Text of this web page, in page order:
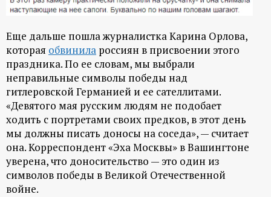
Еще дальше пошла журналистка Карина Орлова,
которая обвинила россиян в присвоении этого
праздника. По ее словам, мы выбрали
неправильные символы победы над
гитлеровской Германией и ее сателлитами.
«Девятого мая русским людям не подобает
ходить с портретами своих предков, в этот день
мы должны писать доносы на соседа», — считает
она. Корреспондент «Эха Москвы» в Вашингтоне
уверена, что доносительство — это один из
символов победы в Великой Отечественной
войне.